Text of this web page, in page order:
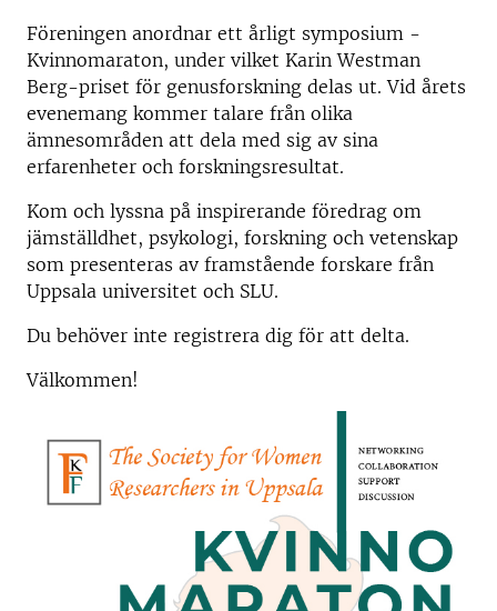
Föreningen anordnar ett årligt symposium -
Kvinnomaraton, under vilket Karin Westman
Berg-priset för genusforskning delas ut. Vid årets
evenemang kommer talare från olika
ämnesområden att dela med sig av sina
erfarenheter och forskningsresultat.
Kom och lyssna på inspirerande föredrag om
jämställdhet, psykologi, forskning och vetenskap
som presenteras av framstående forskare från
Uppsala universitet och SLU.
Du behöver inte registrera dig för att delta.
Välkommen!